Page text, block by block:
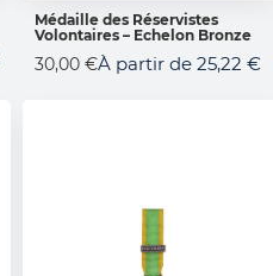
AJOUTER AU PANIER
Médaille des Réservistes
Volontaires – Echelon Bronze
30,00 €À partir de 25,22 €